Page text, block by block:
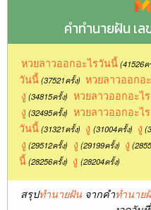
คำทำนายฝัน เ
หวยลาวออกอะไรวันนี้ (41526ค
วันนี้(37521ครั้ง) หวยลาวออกอ
งู (34815ครั้ง) หวยลาวออกอะไ
งู (32495ครั้ง) หวยลาวออกอะไ
วันนี้(31321ครั้ง) งู (31004ครั้ง) งู
งู (29512ครั้ง) งู (29199ครั้ง) งู
นี้(28256ครั้ง) งู (28204ครั้ง)
สรุปทำนายฝัน จากคำทำนาย